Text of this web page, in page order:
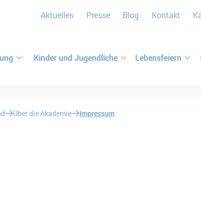
Aktuelles Presse Blog Kontakt
Kinder und Jugendliche Lebensfeiern
Über die Akademie Impressum